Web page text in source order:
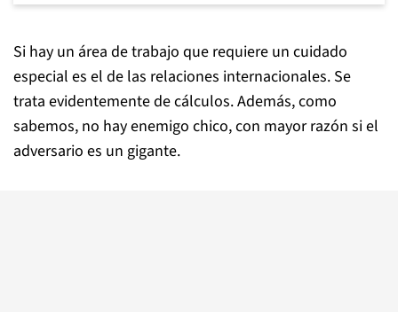
Si hay un área de trabajo que requiere un cuidado
especial es el de las relaciones internacionales. Se
trata evidentemente de cálculos. Además, como
sabemos, no hay enemigo chico, con mayor razón si el
adversario es un gigante.